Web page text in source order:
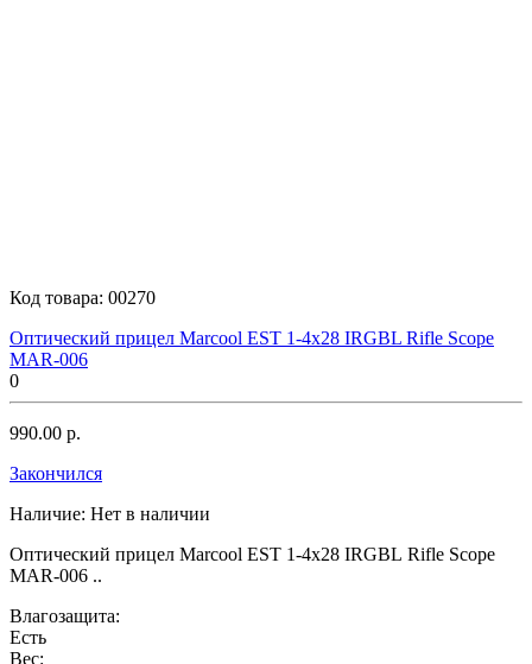
Код товара: 00270
Оптический прицел Marcool EST 1-4x28 IRGBL Rifle Scope
MAR-006
0
990.00 р.
Закончился
Наличие: Нет в наличии
Оптический прицел Marcool EST 1-4x28 IRGBL Rifle Scope
MAR-006 ..
Влагозащита:
Есть
Вес: